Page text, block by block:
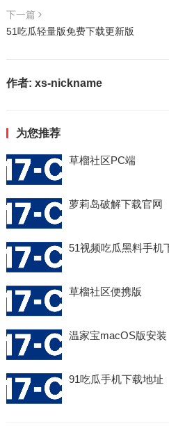
下一篇
51吃瓜轻量版免费下载更新版
作者: xs-nickname
为您推荐
草榴社区PC端
萝莉岛破解下载官网
51视频吃瓜黑料手机
草榴社区便携版
温家宝macOS版安装
91吃瓜手机下载地址